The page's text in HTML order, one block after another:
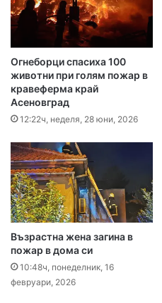
Огнеборци спасиха 100
животни при голям пожар в
кравеферма край
Асеновград
12:22ч, неделя, 28 юни, 2026
Възрастна жена загина в
пожар в дома си
10:48ч, понеделник, 16
февруари, 2026